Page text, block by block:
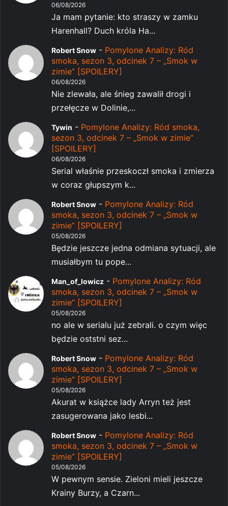
06/08/2026
Ja mam pytanie: kto straszy w zamku
Harenhall? Duch króla Ha...
Robert Snow - Pomylone Analizy: Ród
smoka, sezon 3, odcinek 7 – „Smok w
zimie” [SPOILERY]
06/08/2026
Nie zlewała, ale śnieg zawalił drogi i
przełęcze w Dolinie,...
Tywin - Pomylone Analizy: Ród smoka,
sezon 3, odcinek 7 – „Smok w zimie”
[SPOILERY]
06/08/2026
Serial właśnie przeskoczł smoka i zmierza
w coraz głupszym k...
Robert Snow - Pomylone Analizy: Ród
smoka, sezon 3, odcinek 7 – „Smok w
zimie” [SPOILERY]
05/08/2026
Będzie jeszcze jedna odmiana sytuacji, ale
musiałbym tu pope...
Man_of_lowicz - Pomylone Analizy: Ród
smoka, sezon 3, odcinek 7 – „Smok w
zimie” [SPOILERY]
05/08/2026
no ale w serialu już zebrali. o czym więc
będzie oststni sez...
Robert Snow - Pomylone Analizy: Ród
smoka, sezon 3, odcinek 7 – „Smok w
zimie” [SPOILERY]
05/08/2026
Akurat w książce lady Arryn też jest
zasugerowana jako lesbi...
Robert Snow - Pomylone Analizy: Ród
smoka, sezon 3, odcinek 7 – „Smok w
zimie” [SPOILERY]
05/08/2026
W pewnym sensie. Zieloni mieli jeszcze
Krainy Burzy, a Czarn...